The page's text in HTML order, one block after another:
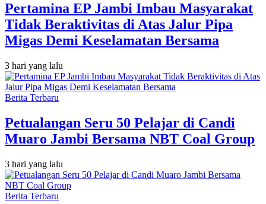
Pertamina EP Jambi Imbau Masyarakat
Tidak Beraktivitas di Atas Jalur Pipa
Migas Demi Keselamatan Bersama
3 hari yang lalu
Berita Terbaru
Petualangan Seru 50 Pelajar di Candi
Muaro Jambi Bersama NBT Coal Group
3 hari yang lalu
Berita Terbaru